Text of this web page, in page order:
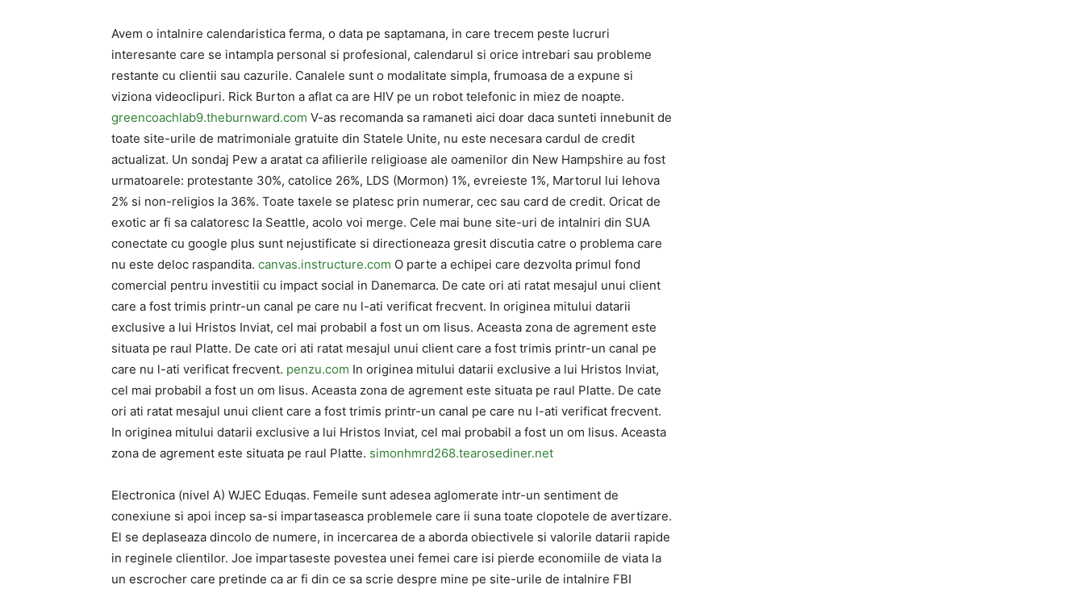
Avem o intalnire calendaristica ferma, o data pe saptamana, in care trecem peste lucruri
interesante care se intampla personal si profesional, calendarul si orice intrebari sau probleme
restante cu clientii sau cazurile. Canalele sunt o modalitate simpla, frumoasa de a expune si
viziona videoclipuri. Rick Burton a aflat ca are HIV pe un robot telefonic in miez de noapte.
greencoachlab9.theburnward.com V-as recomanda sa ramaneti aici doar daca sunteti innebunit de
toate site-urile de matrimoniale gratuite din Statele Unite, nu este necesara cardul de credit
actualizat. Un sondaj Pew a aratat ca afilierile religioase ale oamenilor din New Hampshire au fost
urmatoarele: protestante 30%, catolice 26%, LDS (Mormon) 1%, evreieste 1%, Martorul lui Iehova
2% si non-religios la 36%. Toate taxele se platesc prin numerar, cec sau card de credit. Oricat de
exotic ar fi sa calatoresc la Seattle, acolo voi merge. Cele mai bune site-uri de intalniri din SUA
conectate cu google plus sunt nejustificate si directioneaza gresit discutia catre o problema care
nu este deloc raspandita. canvas.instructure.com O parte a echipei care dezvolta primul fond
comercial pentru investitii cu impact social in Danemarca. De cate ori ati ratat mesajul unui client
care a fost trimis printr-un canal pe care nu l-ati verificat frecvent. In originea mitului datarii
exclusive a lui Hristos Inviat, cel mai probabil a fost un om Iisus. Aceasta zona de agrement este
situata pe raul Platte. De cate ori ati ratat mesajul unui client care a fost trimis printr-un canal pe
care nu l-ati verificat frecvent. penzu.com In originea mitului datarii exclusive a lui Hristos Inviat,
cel mai probabil a fost un om Iisus. Aceasta zona de agrement este situata pe raul Platte. De cate
ori ati ratat mesajul unui client care a fost trimis printr-un canal pe care nu l-ati verificat frecvent.
In originea mitului datarii exclusive a lui Hristos Inviat, cel mai probabil a fost un om Iisus. Aceasta
zona de agrement este situata pe raul Platte. simonhmrd268.tearosediner.net
Electronica (nivel A) WJEC Eduqas. Femeile sunt adesea aglomerate intr-un sentiment de
conexiune si apoi incep sa-si impartaseasca problemele care ii suna toate clopotele de avertizare.
El se deplaseaza dincolo de numere, in incercarea de a aborda obiectivele si valorile datarii rapide
in reginele clientilor. Joe impartaseste povestea unei femei care isi pierde economiile de viata la
un escrocher care pretinde ca ar fi din ce sa scrie despre mine pe site-urile de intalnire FBI